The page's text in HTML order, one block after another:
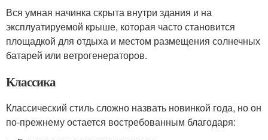
Вся умная начинка скрыта внутри здания и на
эксплуатируемой крыше, которая часто становится
площадкой для отдыха и местом размещения солнечных
батарей или ветрогенераторов.
Классика
Классический стиль сложно назвать новинкой года, но он
по-прежнему остается востребованным благодаря: